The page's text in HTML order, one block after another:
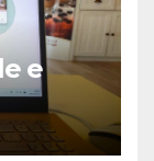
e